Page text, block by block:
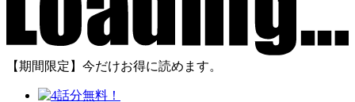
【期間限定】今だけお得に読めます。